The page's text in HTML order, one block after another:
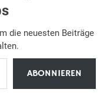
die neuesten Beiträge
ABONNIEREN